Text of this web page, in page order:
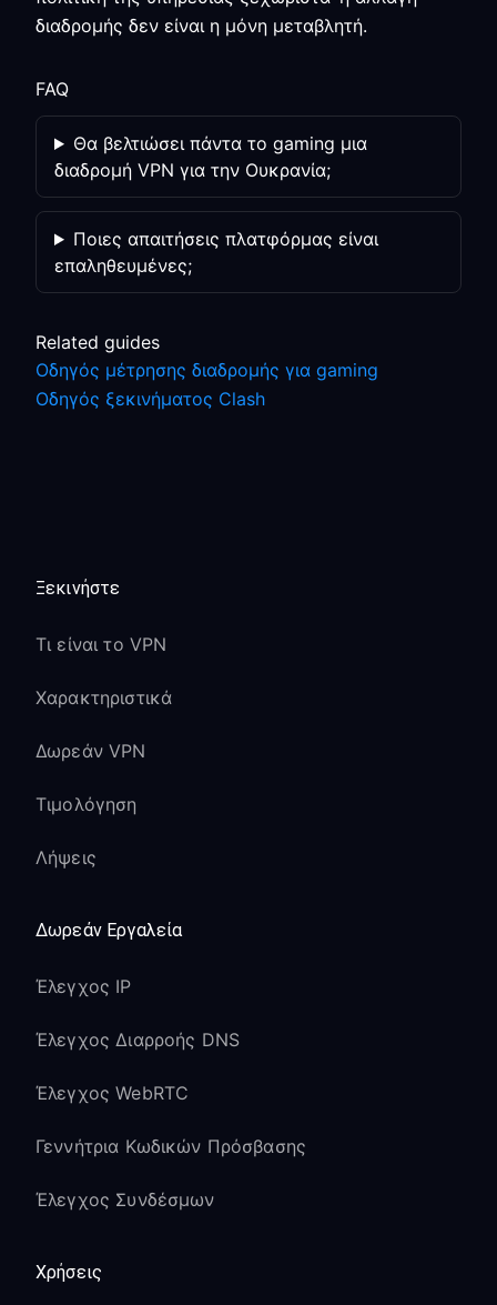
διαδρομής δεν είναι η μόνη μεταβλητή.
FAQ
Θα βελτιώσει πάντα το gaming μια
διαδρομή VPN για την Ουκρανία;
Ποιες απαιτήσεις πλατφόρμας είναι
επαληθευμένες;
Related guides
Οδηγός μέτρησης διαδρομής για gaming
Οδηγός ξεκινήματος Clash
Ξεκινήστε
Τι είναι το VPN
Χαρακτηριστικά
Δωρεάν VPN
Τιμολόγηση
Λήψεις
Δωρεάν Εργαλεία
Έλεγχος IP
Έλεγχος Διαρροής DNS
Έλεγχος WebRTC
Γεννήτρια Κωδικών Πρόσβασης
Έλεγχος Συνδέσμων
Χρήσεις